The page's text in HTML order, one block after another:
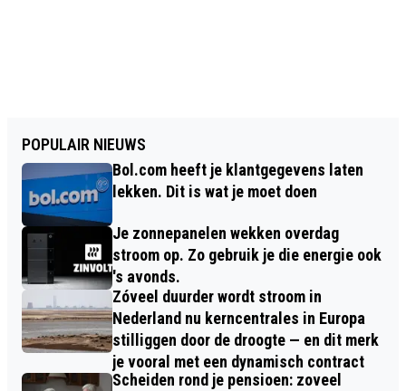
POPULAIR NIEUWS
Bol.com heeft je klantgegevens laten
lekken. Dit is wat je moet doen
Je zonnepanelen wekken overdag
stroom op. Zo gebruik je die energie ook
's avonds.
Zóveel duurder wordt stroom in
Nederland nu kerncentrales in Europa
stilliggen door de droogte — en dit merk
je vooral met een dynamisch contract
Scheiden rond je pensioen: zoveel